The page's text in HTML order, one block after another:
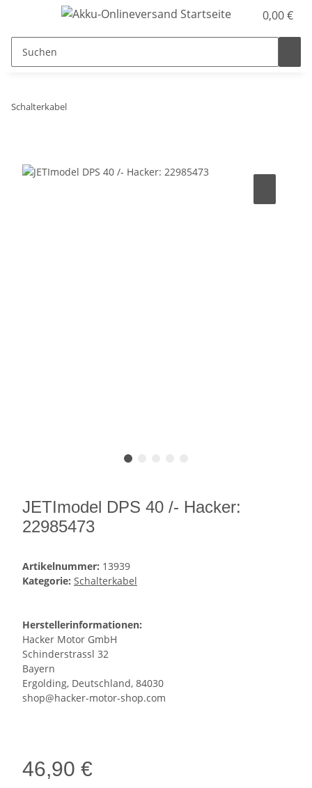
0,00 €
Schalterkabel
JETImodel DPS 40 /- Hacker:
22985473
Artikelnummer: 13939
Kategorie: Schalterkabel
Herstellerinformationen:
Hacker Motor GmbH
Schinderstrassl 32
Bayern
Ergolding, Deutschland, 84030
shop@hacker-motor-shop.com
46,90 €